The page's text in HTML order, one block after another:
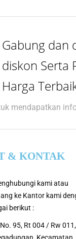
Gabung dan
diskon Serta
Harga
mendapatkan
& KONTAK
kami atau
ke Kantor kami
berikut :
95, Rt 004 / Rw 011,